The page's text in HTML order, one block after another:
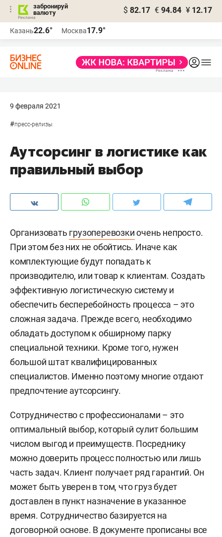
забронируй
валюту
$ 82.17 € 94.84 ¥ 12.17
Казань22.6° Москва17.9°
9 февраля 2021
#пресс-релизы
Аутсорсинг в логистике как
правильный выбор
Организовать грузоперевозкиочень непросто.
При этом без них не обойтись. Иначе как
комплектующие будут попадать к
производителю, или товар к клиентам. Создать
эффективную логистическую систему и
обеспечить бесперебойность процесса – это
сложная задача. Прежде всего, необходимо
обладать доступом к обширному парку
специальной техники. Кроме того, нужен
большой штат квалифицированных
специалистов. Именно поэтому многие отдают
предпочтение аутсорсингу.
Сотрудничество с профессионалами – это
оптимальный выбор, который сулит большим
числом выгод и преимуществ. Посреднику
можно доверить процесс полностью или лишь
часть задач. Клиент получает ряд гарантий. Он
может быть уверен в том, что груз будет
доставлен в пункт назначение в указанное
время. Сотрудничество базируется на
договорной основе. В документе прописаны все